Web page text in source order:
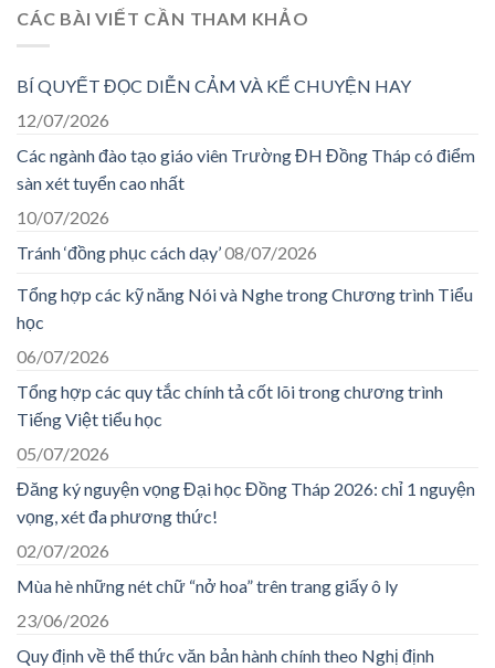
CÁC BÀI VIẾT CẦN THAM KHẢO
BÍ QUYẾT ĐỌC DIỄN CẢM VÀ KỂ CHUYỆN HAY
12/07/2026
Các ngành đào tạo giáo viên Trường ĐH Đồng Tháp có điểm
sàn xét tuyển cao nhất
10/07/2026
Tránh ‘đồng phục cách dạy’08/07/2026
Tổng hợp các kỹ năng Nói và Nghe trong Chương trình Tiểu
học
06/07/2026
Tổng hợp các quy tắc chính tả cốt lõi trong chương trình
Tiếng Việt tiểu học
05/07/2026
Đăng ký nguyện vọng Đại học Đồng Tháp 2026: chỉ 1 nguyện
vọng, xét đa phương thức!
02/07/2026
Mùa hè những nét chữ “nở hoa” trên trang giấy ô ly
23/06/2026
Quy định về thể thức văn bản hành chính theo Nghị định